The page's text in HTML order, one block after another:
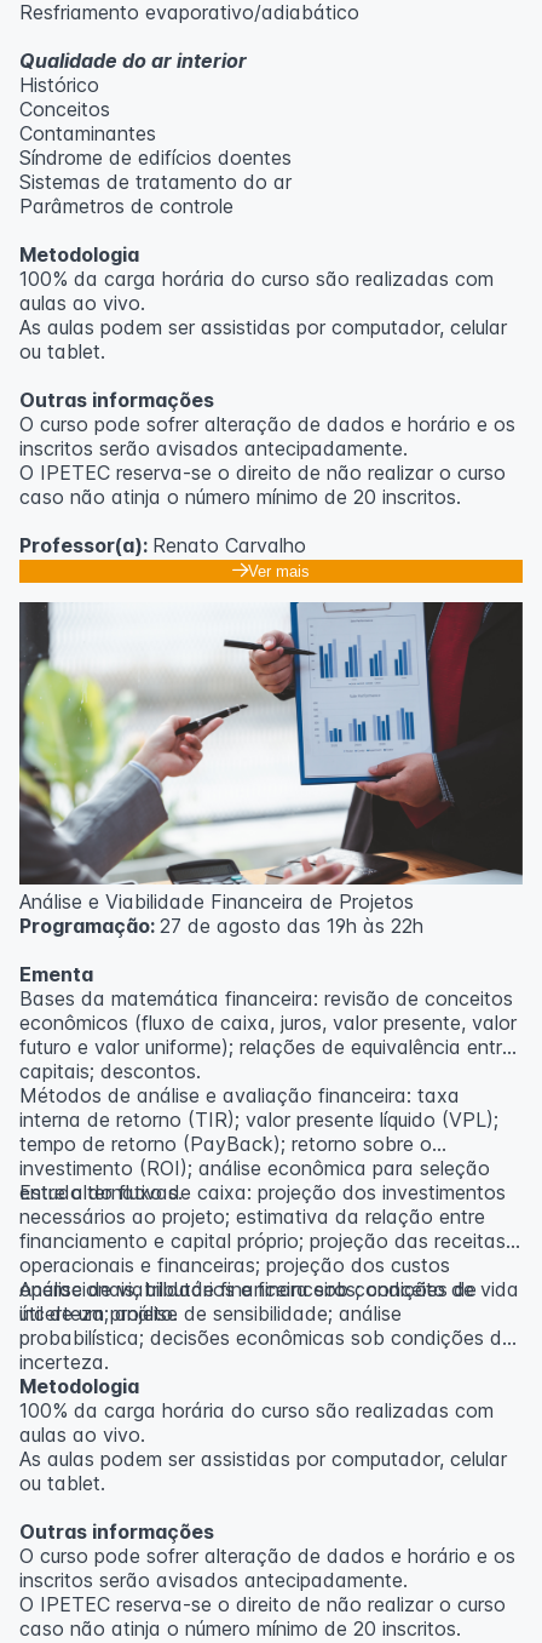
Resfriamento evaporativo/adiabático
Qualidade do ar interior
Histórico
Conceitos
Contaminantes
Síndrome de edifícios doentes
Sistemas de tratamento do ar
Parâmetros de controle
Metodologia
100% da carga horária do curso são realizadas com
aulas ao vivo.
As aulas podem ser assistidas por computador, celular
ou tablet.
Outras informações
O curso pode sofrer alteração de dados e horário e os
inscritos serão avisados ​​antecipadamente.
O IPETEC reserva-se o direito de não realizar o curso
caso não atinja o número mínimo de 20 inscritos.
Professor(a): Renato Carvalho
Ver mais
Análise e Viabilidade Financeira de Projetos
Programação: 27 de agosto das 19h às 22h
Ementa
Bases da matemática financeira: revisão de conceitos
econômicos (fluxo de caixa, juros, valor presente, valor
futuro e valor uniforme); relações de equivalência entre
capitais; descontos.
Métodos de análise e avaliação financeira: taxa
interna de retorno (TIR); valor presente líquido (VPL);
tempo de retorno (PayBack); retorno sobre o
investimento (ROI); análise econômica para seleção
entre alternativas.
Estudo do fluxo de caixa: projeção dos investimentos
necessários ao projeto; estimativa da relação entre
financiamento e capital próprio; projeção das receitas
operacionais e financeiras; projeção dos custos
operacionais, tributários e financeiros; conceito de vida
útil de um projeto.
Análise de viabilidade financeira sob condições de
incerteza; análise de sensibilidade; análise
probabilística; decisões econômicas sob condições de
incerteza.
Metodologia
100% da carga horária do curso são realizadas com
aulas ao vivo.
As aulas podem ser assistidas por computador, celular
ou tablet.
Outras informações
O curso pode sofrer alteração de dados e horário e os
inscritos serão avisados ​​antecipadamente.
O IPETEC reserva-se o direito de não realizar o curso
caso não atinja o número mínimo de 20 inscritos.